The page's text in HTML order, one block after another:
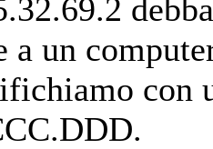
a un
con